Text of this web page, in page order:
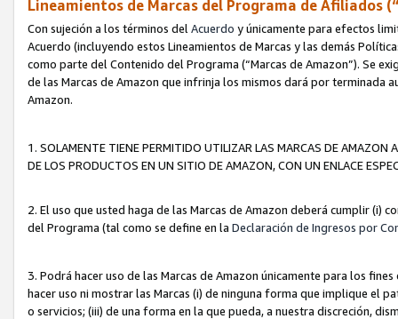
Lineamientos de Marcas del Programa de Afiliados
Con sujeción a los términos del Acuerdo y únicamente para efectos
Acuerdo (incluyendo estos Lineamientos de Marcas y las demás
como parte del Contenido del Programa (“Marcas de Amazon”). Se
de las Marcas de Amazon que infrinja los mismos dará por terminada
Amazon.
1. SOLAMENTE TIENE PERMITIDO UTILIZAR LAS MARCAS DE
DE LOS PRODUCTOS EN UN SITIO DE AMAZON, CON UN ENLACE
2. El uso que usted haga de las Marcas de Amazon deberá cumplir (i)
del Programa (tal como se define en la Declaración de Ingresos por
3. Podrá hacer uso de las Marcas de Amazon únicamente para los
hacer uso ni mostrar las Marcas (i) de ninguna forma que implique el
o servicios; (iii) de una forma en la que pueda, a nuestra discreción,